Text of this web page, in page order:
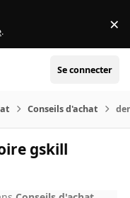
. ×
Se connecter
Conseils d'achat
gskill